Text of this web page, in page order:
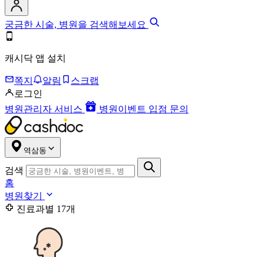
궁금한 시술, 병원을 검색해보세요
캐시닥 앱 설치
쪽지 알림
스크랩
로그인
병원관리자 서비스
병원이벤트 입점 문의
역삼동
검색
홈
병원찾기
진료과별 17개